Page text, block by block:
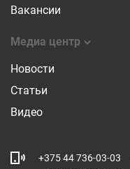
Вакансии
Медиа центр
Новости
Статьи
Видео
+375 44 736-03-03